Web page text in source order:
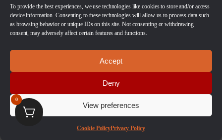
To provide the best experiences, we use technologies like cookies to store and/or access
device information. Consenting to these technologies will allow us to process data such
as browsing behavior or unique IDs on this site. Not consenting or withdrawing
consent, may adversely affect certain features and functions.
Accept
Deny
View preferences
Cookie PolicyPrivacy Policy
Over Scenery en Zo
Scenery en Zo is een webshop voor table-top games en
scenery. Maar ook ruwe materialen, bases en sokkels.
Betaalmethoden
© 2026 Scenery en Zo. Alle Rechten Voorbehouden
0